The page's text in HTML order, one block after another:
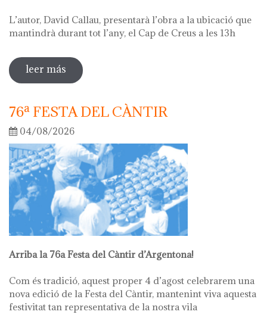
L’autor, David Callau, presentarà l’obra a la ubicació que
mantindrà durant tot l’any, el Cap de Creus a les 13h
leer más sobre presentació càntir gegant d'artista
76ª FESTA DEL CÀNTIR
04/08/2026
Arriba la 76a Festa del Càntir d’Argentona!
Com és tradició, aquest proper 4 d’agost celebrarem una
nova edició de la Festa del Càntir, mantenint viva aquesta
festivitat tan representativa de la nostra vila